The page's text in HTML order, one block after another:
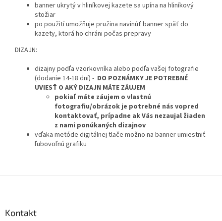
banner ukrytý v hliníkovej kazete sa upína na hliníkový
stožiar
po použití umožňuje pružina navinúť banner späť do
kazety, ktorá ho chráni počas prepravy
DIZAJN:
dizajny podľa vzorkovníka alebo podľa vašej fotografie
(dodanie 14-18 dní) - DO POZNÁMKY JE POTREBNÉ
UVIESŤ O AKÝ DIZAJN MÁTE ZÁUJEM
pokiaľ máte záujem o vlastnú
fotografiu/obrázok je potrebné nás vopred
kontaktovať, prípadne ak Vás nezaujal žiaden
z nami ponúkaných dizajnov
vďaka metóde digitálnej tlače možno na banner umiestniť
ľubovoľnú grafiku
Kontakt